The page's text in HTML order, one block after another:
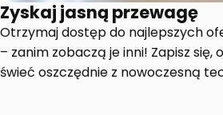
Zyskaj jasną przewagę
Otrzymaj dostęp do najlepszych
– zanim zobaczą je inni! Zapisz się,
świeć oszczędnie z nowoczesną